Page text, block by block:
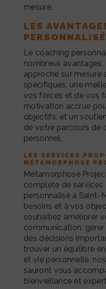
mesure.
LES
PERSONNALISÉ
Le coaching
nombreux
approche sur mesure
spécifiques, une
vos forces et de vos
motivation accrue
objectifs, et un
de votre parcours de
personnel.
LES SERVICES
MÉTAMORPHOSE
Métamorphose
complète de services
personnalisé à Saint-
besoins et à vos
souhaitiez améliorer
communication,
des décisions
trouver un équilibre
et vie personnelle,
sauront vous
bienveillance et